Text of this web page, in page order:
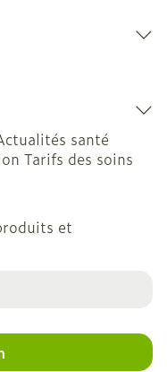
santé
Tarifs des soins
et